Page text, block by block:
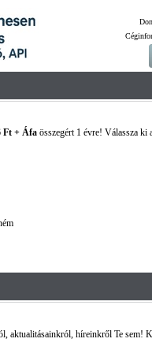
Ft + Áfaösszegért 1 évre! Válassza ki
aktualitásainkról, híreinkről Te sem!